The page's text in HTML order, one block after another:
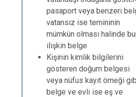
pasaport veya benzeri
vatansız ise temininin
mümkün olması halinde
ilişkin belge
Kişinin kimlik bilgilerini
gösteren doğum belgesi
veya nüfus kayıt örneği
belge ve evli ise eş ve